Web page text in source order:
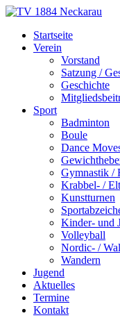
Skip
content
TV 1884 Neckarau
Turnverein 1884 e.V.
Startseite
Verein
Vorstand
Satzung /
Geschichte
Sport
Badminton
Boule
Dance
Gymnastik /
Krabbel- /
Kunstturnen
Kinder- und
Volleyball
Nordic- /
Wandern
Jugend
Aktuelles
Termine
Kontakt